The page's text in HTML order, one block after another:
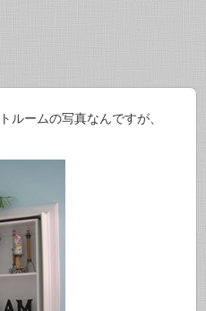
ルームの写真なんですが、